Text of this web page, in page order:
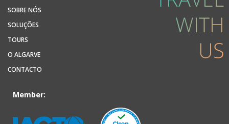
SOBRE NÓS
SOLUÇÕES
TOURS
O ALGARVE
CONTACTO
Member: